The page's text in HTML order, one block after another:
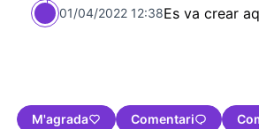
01/04/2022 12:38Es va crear
M'agrada Comentari